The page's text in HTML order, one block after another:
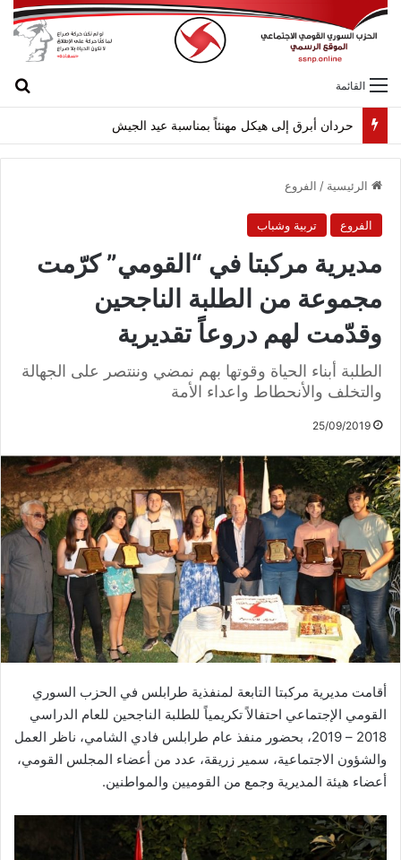
القائمة
الرئيسية / الفروع
الفروع تربية وشباب
مديرية مركبتا في “القومي” كرّمت
مجموعة من الطلبة الناجحين
وقدّمت لهم دروعاً تقديرية
الطلبة أبناء الحياة وقوتها بهم نمضي وننتصر على الجهالة
والتخلف والأنحطاط واعداء الأمة
25/09/2019
أقامت مديرية مركبتا التابعة لمنفذية طرابلس في الحزب السوري
القومي الإجتماعي احتفالاً تكريمياً للطلبة الناجحين للعام الدراسي
2018 – 2019، بحضور منفذ عام طرابلس فادي الشامي، ناظر العمل
والشؤون الاجتماعية، سمير زريقة، عدد من أعضاء المجلس القومي،
أعضاء هيئة المديرية وجمع من القوميين والمواطنين.